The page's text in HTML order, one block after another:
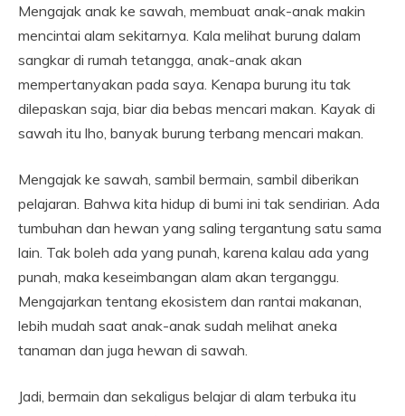
Mengajak anak ke sawah, membuat anak-anak makin
mencintai alam sekitarnya. Kala melihat burung dalam
sangkar di rumah tetangga, anak-anak akan
mempertanyakan pada saya. Kenapa burung itu tak
dilepaskan saja, biar dia bebas mencari makan. Kayak di
sawah itu lho, banyak burung terbang mencari makan.
Mengajak ke sawah, sambil bermain, sambil diberikan
pelajaran. Bahwa kita hidup di bumi ini tak sendirian. Ada
tumbuhan dan hewan yang saling tergantung satu sama
lain. Tak boleh ada yang punah, karena kalau ada yang
punah, maka keseimbangan alam akan terganggu.
Mengajarkan tentang ekosistem dan rantai makanan,
lebih mudah saat anak-anak sudah melihat aneka
tanaman dan juga hewan di sawah.
Jadi, bermain dan sekaligus belajar di alam terbuka itu